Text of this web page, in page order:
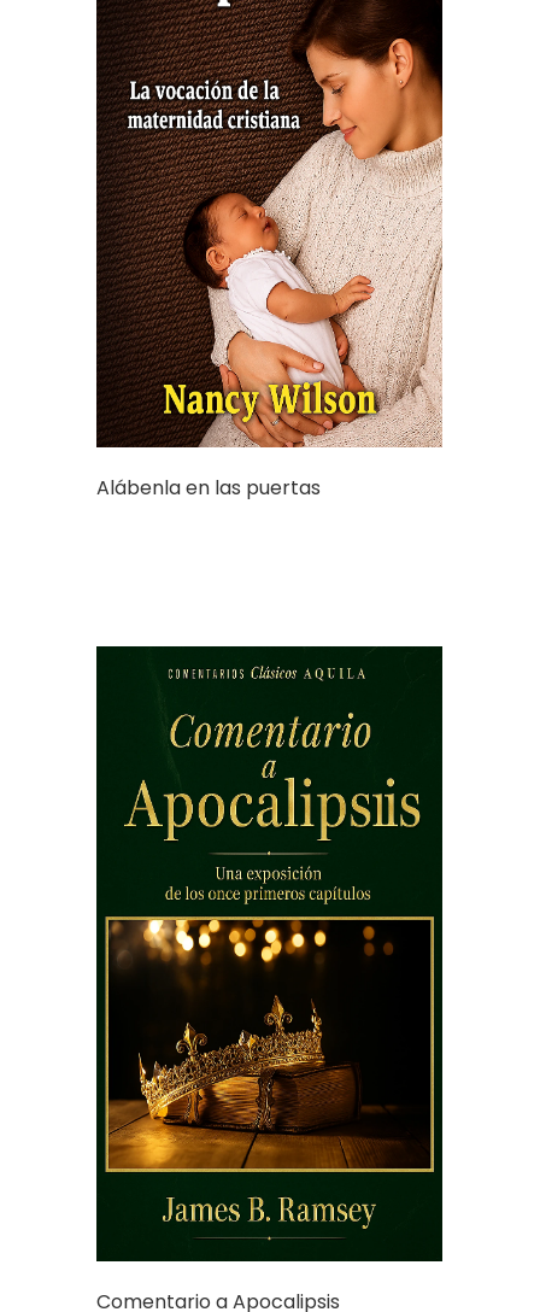
Alábenla en las puertas
Comentario a Apocalipsis